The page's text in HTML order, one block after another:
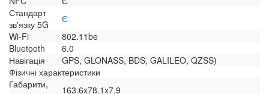
Стандарт
зв'язку 5G
Є
Wi-Fi
802.11be
Bluetooth
6.0
Навігація
GPS, GLONASS, BDS, GALILEO, QZSS)
Фізичні характеристики
Габарити,
163.6x78.1x7.9